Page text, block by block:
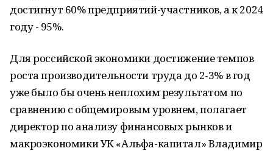
достигнут 60% предприятий-участников, а к 2024
году - 95%.
Для российской экономики достижение темпов
роста производительности труда до 2-3% в год
уже было бы очень неплохим результатом по
сравнению с общемировым уровнем, полагает
директор по анализу финансовых рынков и
макроэкономики УК «Альфа-капитал» Владимир